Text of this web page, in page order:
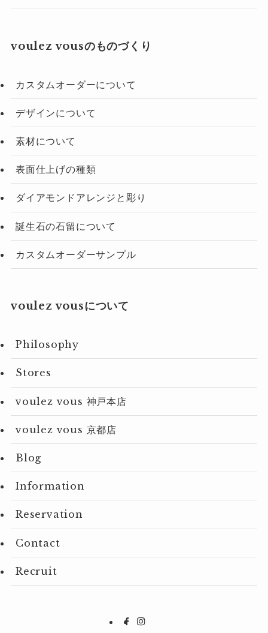
voulez vousのものづくり
カスタムオーダーについて
デザインについて
素材について
表面仕上げの種類
ダイアモンドアレンジと彫り
誕生石の石留について
カスタムオーダーサンプル
voulez vousについて
Philosophy
Stores
voulez vous 神戸本店
voulez vous 京都店
Blog
Information
Reservation
Contact
Recruit